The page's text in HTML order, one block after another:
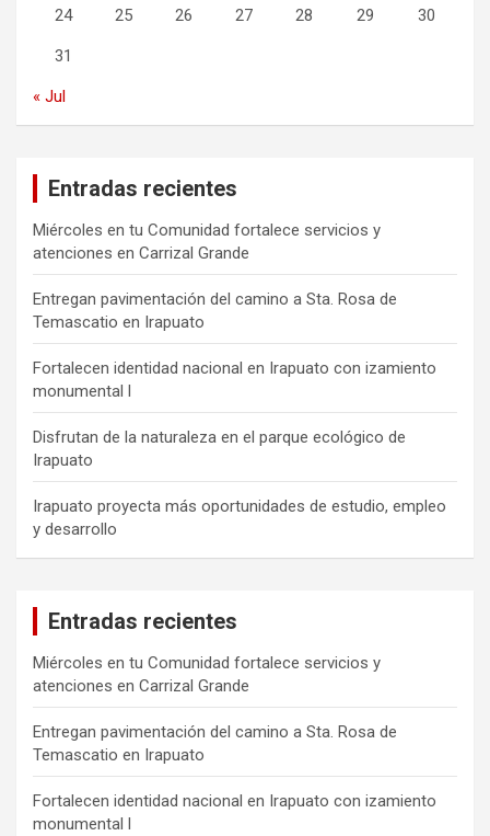
24 25 26 27 28 29 30
31
« Jul
Entradas recientes
Miércoles en tu Comunidad fortalece servicios y
atenciones en Carrizal Grande
Entregan pavimentación del camino a Sta. Rosa de
Temascatio en Irapuato
Fortalecen identidad nacional en Irapuato con izamiento
monumental l
Disfrutan de la naturaleza en el parque ecológico de
Irapuato
Irapuato proyecta más oportunidades de estudio, empleo
y desarrollo
Entradas recientes
Miércoles en tu Comunidad fortalece servicios y
atenciones en Carrizal Grande
Entregan pavimentación del camino a Sta. Rosa de
Temascatio en Irapuato
Fortalecen identidad nacional en Irapuato con izamiento
monumental l